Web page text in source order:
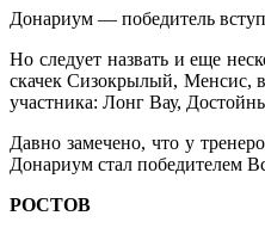
Донариум — победитель
Но следует назвать и еще
скачек Сизокрылый, Менсис,
участника: Лонг Вау,
Давно замечено, что у
Донариум стал победителем
РОСТОВ